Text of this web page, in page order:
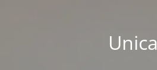
Unica